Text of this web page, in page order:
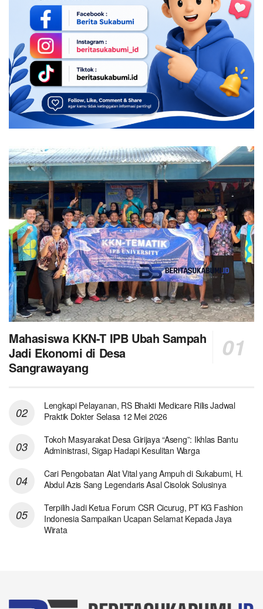
Mahasiswa KKN-T IPB Ubah Sampah
Jadi Ekonomi di Desa
Sangrawayang
Lengkapi Pelayanan, RS Bhakti Medicare Rilis Jadwal
Praktik Dokter Selasa 12 Mei 2026
Tokoh Masyarakat Desa Girijaya “Aseng”: Ikhlas Bantu
Administrasi, Sigap Hadapi Kesulitan Warga
Cari Pengobatan Alat Vital yang Ampuh di Sukabumi, H.
Abdul Azis Sang Legendaris Asal Cisolok Solusinya
Terpilih Jadi Ketua Forum CSR Cicurug, PT KG Fashion
Indonesia Sampaikan Ucapan Selamat Kepada Jaya
Wirata